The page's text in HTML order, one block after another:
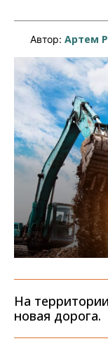
Автор: Артем
На
новая дорога.